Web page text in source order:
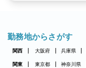
勤務地からさがす
関西 大阪府 兵庫県
関東 東京都 神奈川県